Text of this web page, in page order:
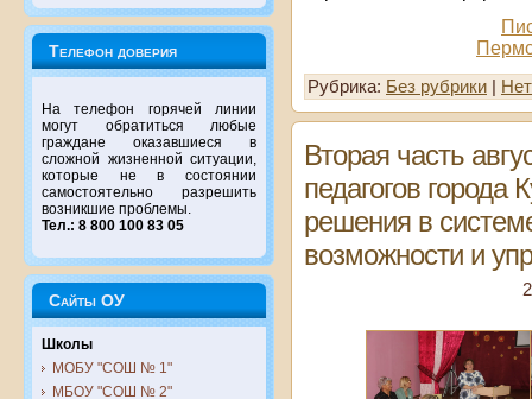
Телефон доверия
На телефон горячей линии
могут обратиться любые
граждане оказавшиеся в
сложной жизненной ситуации,
которые не в состоянии
самостоятельно разрешить
возникшие проблемы.
Тел.: 8 800 100 83 05
Сайты ОУ
Школы
МОБУ "СОШ № 1"
МБОУ "СОШ № 2"
Рубрика: Без рубрики
Вторая часть
педагогов
решения в
возможности и